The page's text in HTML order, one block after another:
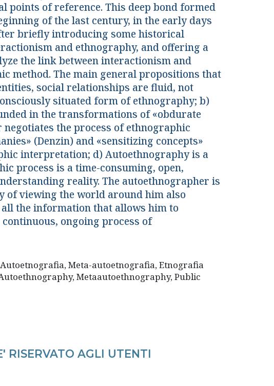
of reference. This deep bond formed
of the last century, in the early days
briefly introducing some historical
and ethnography, and offering a
the link between interactionism and
method. The main general propositions that
social relationships are fluid, not
situated form of ethnography; b)
in the transformations of «obdurate
the process of ethnographic
(Denzin) and «sensitizing concepts»
interpretation; d) Autoethnography is a
process is a time-consuming, open,
reality. The autoethnographer is
of viewing the world around him also
the information that allows him to
ongoing process of
Meta-autoetnografia, Etnografia
Metaautoethnography, Public
RISERVATO AGLI UTENTI